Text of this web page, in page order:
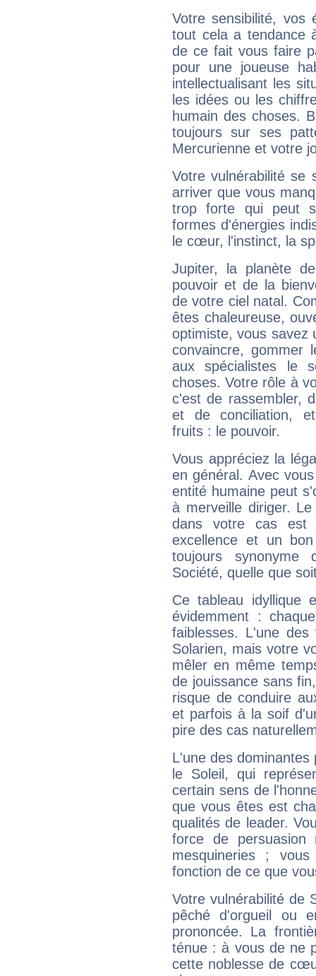
Votre sensibilité,
tout cela a tendance
de ce fait vous faire
pour une joueuse
intellectualisant les
les idées ou les
humain des choses.
toujours sur ses
Mercurienne et votre
Votre vulnérabilité se
arriver que vous
trop forte qui peut
formes d'énergies
le cœur, l'instinct, la
Jupiter, la planète
pouvoir et de la
de votre ciel natal.
êtes chaleureuse,
optimiste, vous savez
convaincre, gommer
aux spécialistes le
choses. Votre rôle à
c'est de rassembler,
et de conciliation,
fruits : le pouvoir.
Vous appréciez la
en général. Avec
entité humaine peut
à merveille diriger.
dans votre cas est
excellence et un
toujours synonyme
Société, quelle que
Ce tableau idyllique
évidemment :
faiblesses. L'une
Solarien, mais votre
mêler en même
de jouissance sans
risque de conduire
et parfois à la soif
pire des cas
L'une des
le Soleil, qui
certain sens de
que vous êtes est
qualités de leader.
force de
mesquineries ;
fonction de ce que
Votre vulnérabilité de
pêché d'orgueil ou
prononcée. La
ténue : à vous de ne
cette noblesse de